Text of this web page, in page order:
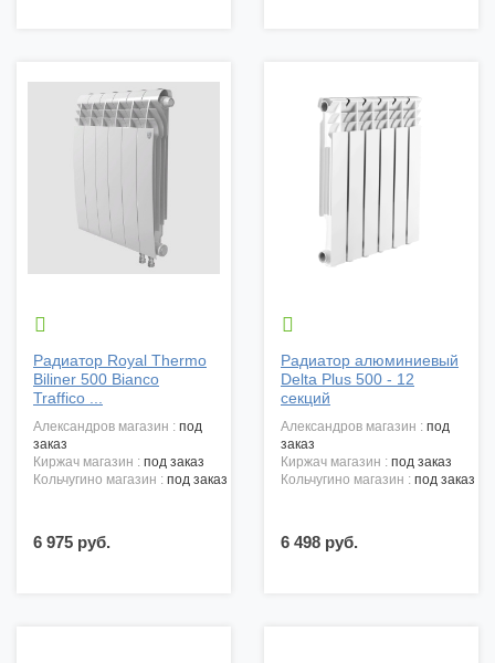

Радиатор Royal Thermo
Biliner 500 Bianco
Traffico ...
александров магазин : под
заказ
киржач магазин : под заказ
кольчугино магазин : под заказ
6 975 руб.

Радиатор алюминиевый
Delta Plus 500 - 12
секций
александров магазин : под
заказ
киржач магазин : под заказ
кольчугино магазин : под заказ
6 498 руб.